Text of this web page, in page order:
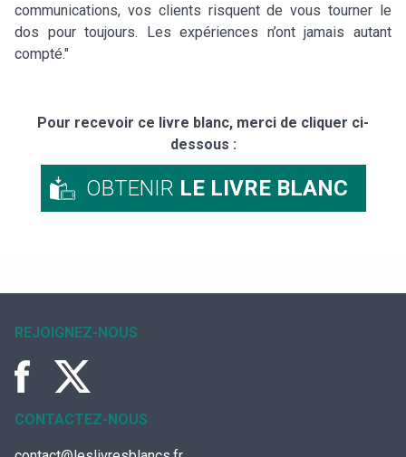
communications, vos clients risquent de vous tourner le
dos pour toujours. Les expériences n’ont jamais autant
compté."
Pour recevoir ce livre blanc, merci de cliquer ci-
dessous :
OBTENIR LE LIVRE BLANC
REJOIGNEZ-NOUS
CONTACTEZ-NOUS